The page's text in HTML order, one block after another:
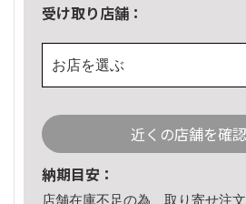
受け取り店舗：
お店を選ぶ
近くの店舗を確
納期目安：
店舗在庫不足の為、取り寄せ注文